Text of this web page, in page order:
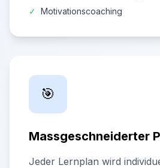
✓ Motivationscoaching
🎯
Massgeschneiderter
Jeder Lernplan wird